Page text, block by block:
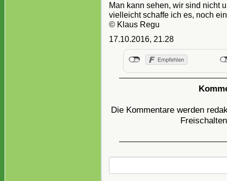
Man kann sehen, wir sind nicht
vielleicht schaffe ich es, noch
© Klaus Regu
17.10.2016, 21.28
Die Kommentare werden